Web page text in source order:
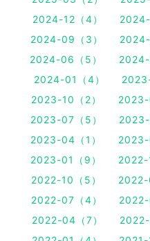
2024-12（4）
2024-
2024-09（3）
2024-
2024-06（5）
2024-
2024-01（4）
2023-10（2）
2023-
2023-07（5）
2023-
2023-04（1）
2023-
2023-01（9）
2022-
2022-10（5）
2022-
2022-07（4）
2022-
2022-04（7）
2022-